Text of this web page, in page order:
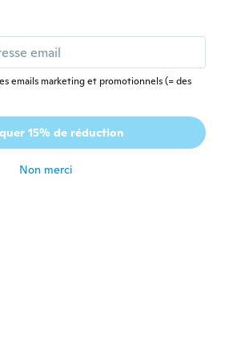
suif vraiment déçu de chez
2019 · 193 avis · 37 chargements
emails marketing et promotionnels (= des
15% de réduction
Non merci